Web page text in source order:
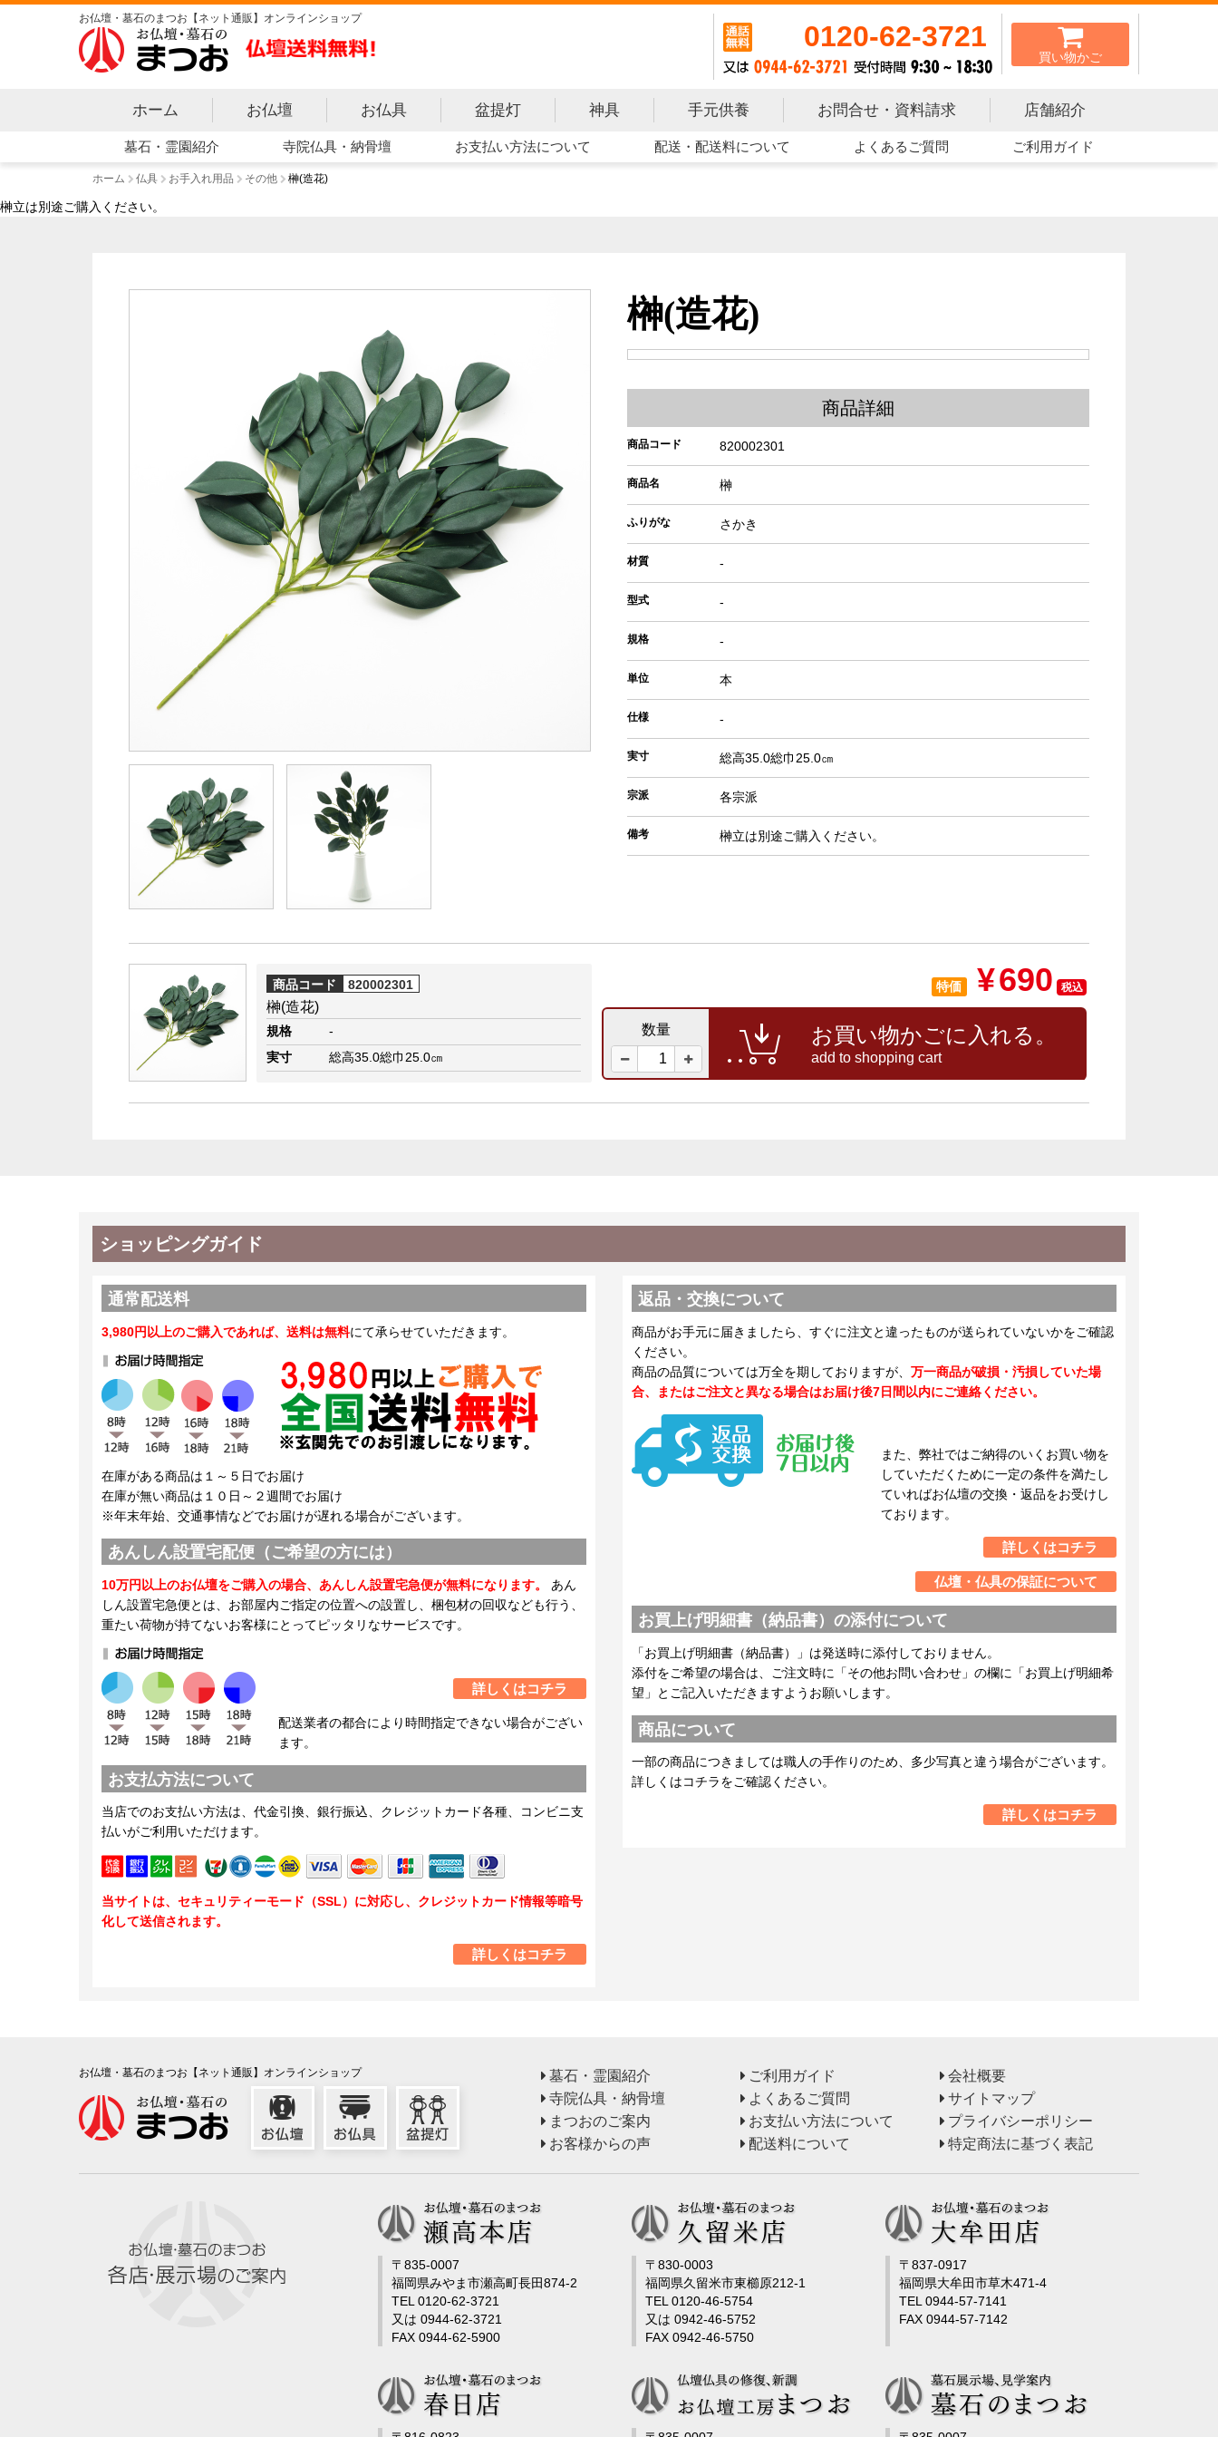
お仏壇・墓石のまつお【ネット通販】オンラインショップ
0120-62-3721
買い物かご
ホーム お仏壇 お仏具 盆提灯 神具 手元供養 お問合せ・資料請求 店舗紹介
墓石・霊園紹介 寺院仏具・納骨壇 お支払い方法について 配送・配送料について よくあるご質問 ご利用ガイド
ホーム 仏具 お手入れ用品 その他 榊(造花)
榊立は別途ご購入ください。
榊(造花)
商品詳細
商品コード 820002301
商品名 榊
ふりがな さかき
材質 -
型式 -
規格 -
単位 本
仕様 -
実寸 総高35.0総巾25.0㎝
宗派 各宗派
備考 榊立は別途ご購入ください。
商品コード 820002301
榊(造花)
規格
-
実寸
総高35.0総巾25.0㎝
特価 ¥690 税込
数量 お買い物かごに入れる。
add to shopping cart
ショッピングガイド
通常配送料
3,980円以上のご購入であれば、送料は無料にて承らせていただきます。
在庫がある商品は１～５日でお届け
在庫が無い商品は１０日～２週間でお届け
※年末年始、交通事情などでお届けが遅れる場合がございます。
あんしん設置宅配便（ご希望の方には）
10万円以上のお仏壇をご購入の場合、あんしん設置宅急便が無料になります。
あん
しん設置宅急便とは、お部屋内ご指定の位置への設置し、梱包材の回収なども行う、
重たい荷物が持てないお客様にとってピッタリなサービスです。
詳しくはコチラ
配送業者の都合により時間指定できない場合がござい
ます。
お支払方法について
当店でのお支払い方法は、代金引換、銀行振込、クレジットカード各種、コンビニ支
払いがご利用いただけます。
当サイトは、セキュリティーモード（SSL）に対応し、クレジットカード情報等暗号
化して送信されます。
詳しくはコチラ
返品・交換について
商品がお手元に届きましたら、すぐに注文と違ったものが送られていないかをご確認
ください。
商品の品質については万全を期しておりますが、 万一商品が破損・汚損していた場
合、またはご注文と異なる場合はお届け後7日間以内にご連絡ください。
また、弊社ではご納得のいくお買い物を
していただくために一定の条件を満たし
ていればお仏壇の交換・返品をお受けし
ております。
詳しくはコチラ
仏壇・仏具の保証について
お買上げ明細書（納品書）の添付について
「お買上げ明細書（納品書）」は発送時に添付しておりません。
添付をご希望の場合は、ご注文時に「その他お問い合わせ」の欄に「お買上げ明細希
望」とご記入いただきますようお願いします。
商品について
一部の商品につきましては職人の手作りのため、多少写真と違う場合がございます。
詳しくはコチラをご確認ください。
詳しくはコチラ
お仏壇・墓石のまつお【ネット通販】オンラインショップ
墓石・霊園紹介
寺院仏具・納骨壇
まつおのご案内
お客様からの声
ご利用ガイド
よくあるご質問
お支払い方法について
配送料について
会社概要
サイトマップ
プライバシーポリシー
特定商法に基づく表記
〒835-0007
福岡県みやま市瀬高町長田874-2
TEL 0120-62-3721
又は 0944-62-3721
FAX 0944-62-5900
〒830-0003
福岡県久留米市東櫛原212-1
TEL 0120-46-5754
又は 0942-46-5752
FAX 0942-46-5750
〒837-0917
福岡県大牟田市草木471-4
TEL 0944-57-7141
FAX 0944-57-7142